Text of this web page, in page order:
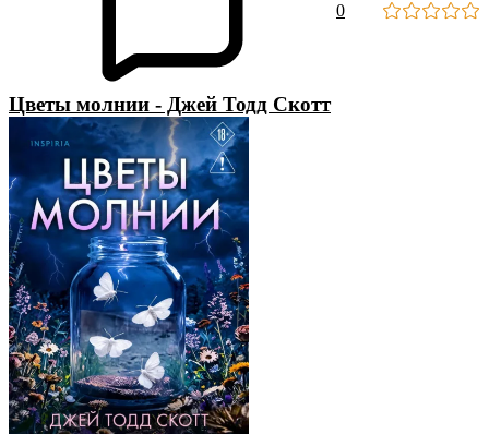
0
Цветы молнии - Джей Тодд Скотт